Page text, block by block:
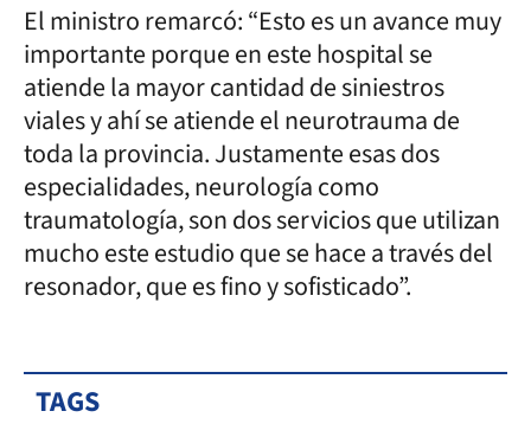
El ministro remarcó: “Esto es un avance muy
importante porque en este hospital se
atiende la mayor cantidad de siniestros
viales y ahí se atiende el neurotrauma de
toda la provincia. Justamente esas dos
especialidades, neurología como
traumatología, son dos servicios que utilizan
mucho este estudio que se hace a través del
resonador, que es fino y sofisticado”.
TAGS